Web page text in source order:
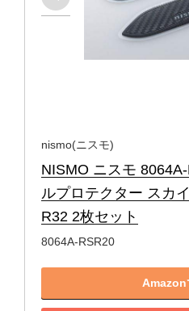
nismo(ニスモ)
NISMO ニスモ
ルプロテクター スカ
R32 2枚セット
8064A-RSR20
Amazon